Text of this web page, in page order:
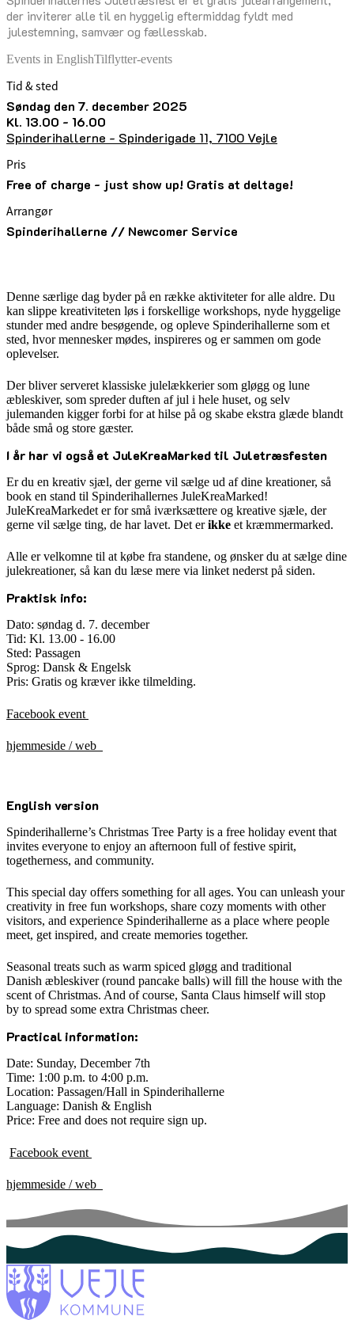
der inviterer alle til en hyggelig eftermiddag fyldt med
julestemning, samvær og fællesskab.
Events in EnglishTilflytter-events
Tid & sted
søndag den 7. december 2025
kl. 13.00 - 16.00
Spinderihallerne - Spinderigade 11, 7100 Vejle
Pris
Free of charge - just show up! Gratis at deltage!
Arrangør
Spinderihallerne // Newcomer Service
Denne særlige dag byder på en række aktiviteter for alle aldre. Du
kan slippe kreativiteten løs i forskellige workshops, nyde hyggelige
stunder med andre besøgende, og opleve Spinderihallerne som et
sted, hvor mennesker mødes, inspireres og er sammen om gode
oplevelser.
Der bliver serveret klassiske julelækkerier som gløgg og lune
æbleskiver, som spreder duften af jul i hele huset, og selv
julemanden kigger forbi for at hilse på og skabe ekstra glæde blandt
både små og store gæster.
I år har vi også et JuleKreaMarked til Juletræsfesten
Er du en kreativ sjæl, der gerne vil sælge ud af dine kreationer, så
book en stand til Spinderihallernes JuleKreaMarked!
JuleKreaMarkedet er for små iværksættere og kreative sjæle, der
gerne vil sælge ting, de har lavet. Det erikke et kræmmermarked.
Alle er velkomne til at købe fra standene, og ønsker du at sælge dine
julekreationer, så kan du læse mere via linket nederst på siden.
Praktisk info:
Dato: søndag d. 7. december
Tid: Kl. 13.00 - 16.00
Sted: Passagen
Sprog: Dansk & Engelsk
Pris: Gratis og kræver ikke tilmelding.
Facebook event
hjemmeside / web
English version
Spinderihallerne’s Christmas Tree Party is a free holiday event that
invites everyone to enjoy an afternoon full of festive spirit,
togetherness, and community.
This special day offers something for all ages. You can unleash your
creativity in free fun workshops, share cozy moments with other
visitors, and experience Spinderihallerne as a place where people
meet, get inspired, and create memories together.
Seasonal treats such as warm spiced gløgg and traditional
Danish æbleskiver(round pancake balls) will fill the house with the
scent of Christmas. And of course, Santa Claus himself will stop
by to spread some extra Christmas cheer.
Practical information:
Date: Sunday, December 7th
Time: 1:00 p.m. to 4:00 p.m.
Location: Passagen/Hall in Spinderihallerne
Language: Danish & English
Price: Free and does not require sign up.
Facebook event
hjemmeside / web